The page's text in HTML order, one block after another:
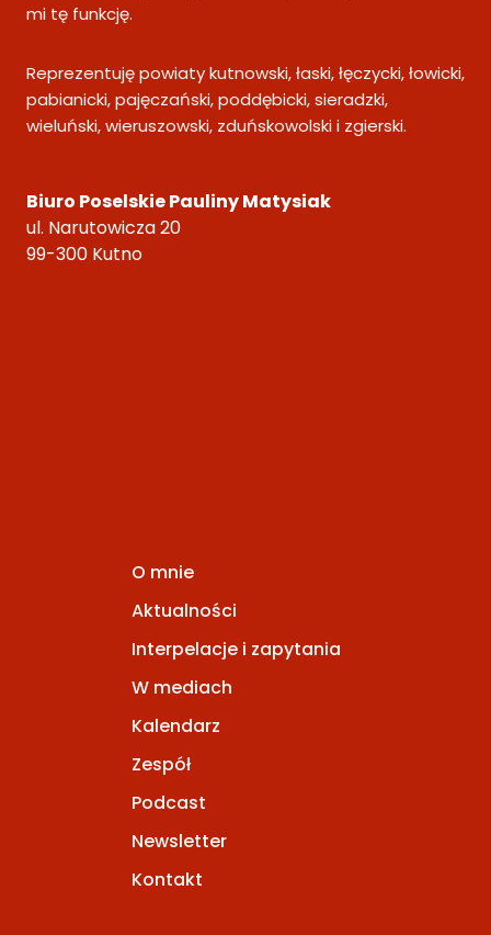
mi tę funkcję.
Reprezentuję powiaty kutnowski, łaski, łęczycki, łowicki,
pabianicki, pajęczański, poddębicki, sieradzki,
wieluński, wieruszowski, zduńskowolski i zgierski.
Biuro Poselskie Pauliny Matysiak
ul. Narutowicza 20
99-300 Kutno
O mnie
Aktualności
Interpelacje i zapytania
W mediach
Kalendarz
Zespół
Podcast
Newsletter
Kontakt